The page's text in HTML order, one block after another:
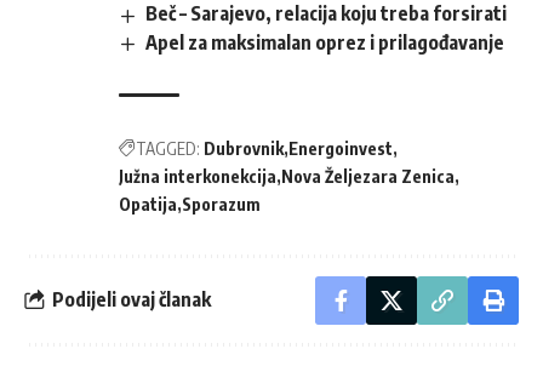
Beč – Sarajevo, relacija koju treba forsirati
Apel za maksimalan oprez i prilagođavanje
TAGGED: Dubrovnik Energoinvest
Južna interkonekcija Nova Željezara Zenica
Opatija Sporazum
Podijeli ovaj članak